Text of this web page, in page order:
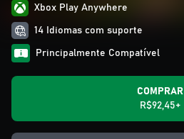
Xbox Play Anywhere
14 Idiomas com suporte
Principalmente Compatível
COMPRAR
R$92,45+